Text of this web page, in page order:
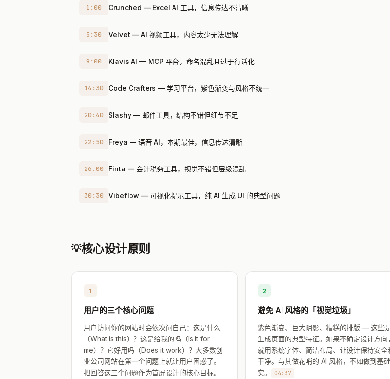
1:00 Crunched — Excel AI 工具，信息传达不清晰
5:30 Velvet — AI 视频工具，内容太少无法理解
9:00 Klavis AI — MCP 平台，命名混乱且过于行话化
14:30 Code Crafters — 学习平台，紫色渐变与风格不统一
20:40 Slashy — 邮件工具，结构不错但细节不足
22:50 Freya — 语音 AI，本期最佳，信息传达清晰
26:00 Finta — 会计税务工具，视觉不错但层级混乱
30:30 Vibeflow — 可视化提示工具，纯 AI 生成 UI 的典型问题
💡核心设计原则
1
用户的三个核心问题
用户访问你的网站时会依次问自己：这是什么
（What is this）？这是给我的吗（Is it for
me）？它好用吗（Does it work）？大多数创
业公司网站在第一个问题上就让用户困惑了。
把回答这三个问题作为首屏设计的核心目标。
2
避免 AI 风格的「视觉垃圾」
紫色渐变、巨大阴影、糟糕的排版 — 这些
生成页面的典型特征。如果不确定设计方向，
就用系统字体、简洁布局、让设计保持安全
干净。与其做花哨的 AI 风格，不如做到基
实。
04:37